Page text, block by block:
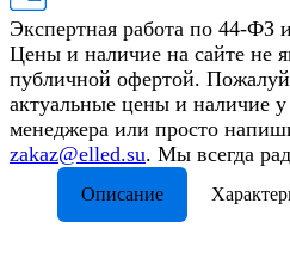
Экспертная работа по 44-ФЗ
Цены и наличие на сайте не
публичной офертой.
актуальные цены и наличие
менеджера или просто
zakaz@elled.su. Мы всегда
Описание